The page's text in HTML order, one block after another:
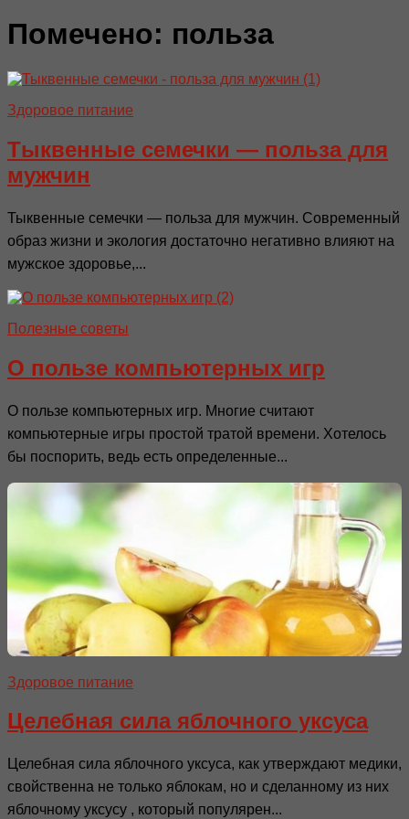
Помечено: польза
Здоровое питание
Тыквенные семечки — польза для
мужчин
Тыквенные семечки — польза для мужчин. Современный
образ жизни и экология достаточно негативно влияют на
мужское здоровье,...
Полезные советы
О пользе компьютерных игр
О пользе компьютерных игр. Многие считают
компьютерные игры простой тратой времени. Хотелось
бы поспорить, ведь есть определенные...
Здоровое питание
Целебная сила яблочного уксуса
Целебная сила яблочного уксуса, как утверждают медики,
свойственна не только яблокам, но и сделанному из них
яблочному уксусу , который популярен...